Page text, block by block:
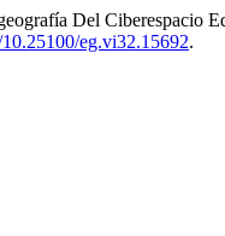
Del Ciberespacio
eg.vi32.15692.